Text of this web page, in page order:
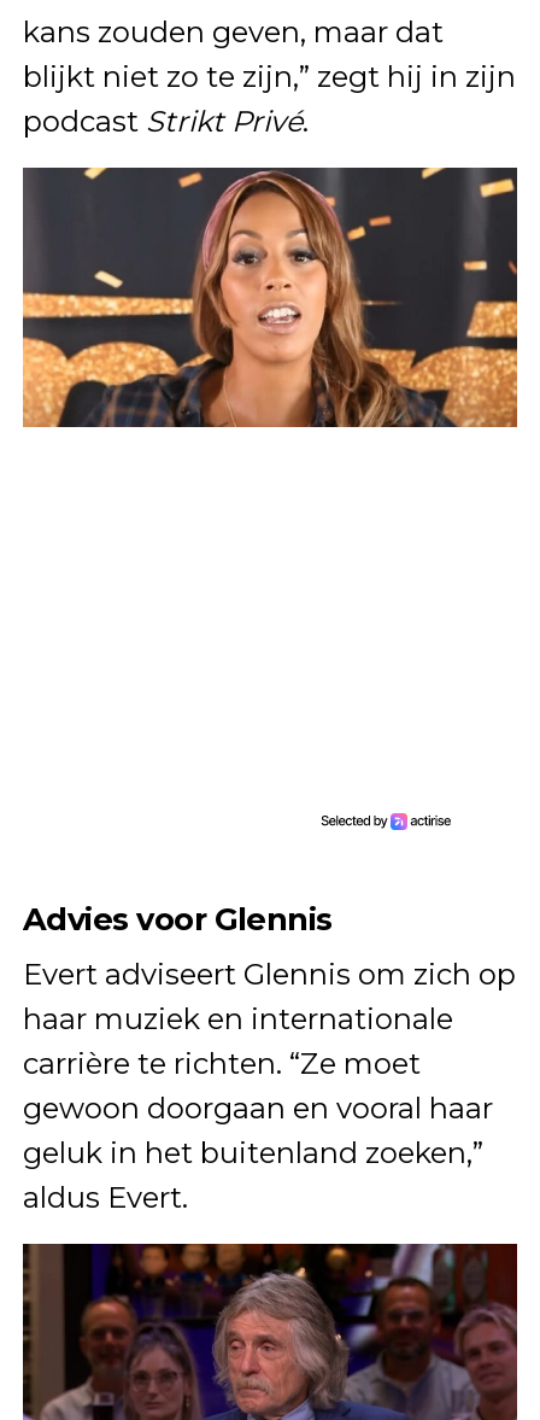
kans zouden geven, maar dat
blijkt niet zo te zijn,” zegt hij in zijn
podcast Strikt Privé.
Advies voor Glennis
Evert adviseert Glennis om zich op
haar muziek en internationale
carrière te richten. “Ze moet
gewoon doorgaan en vooral haar
geluk in het buitenland zoeken,”
aldus Evert.